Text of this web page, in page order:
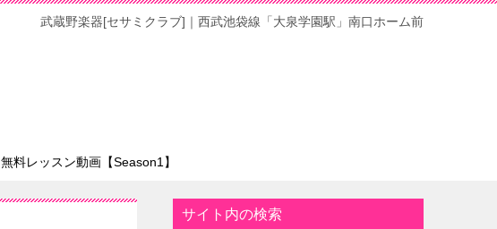
武蔵野楽器[セサミクラブ]｜西武池袋線「大泉学園駅」南口ホーム前
無料レッスン動画【Season1】
サイト内の検索